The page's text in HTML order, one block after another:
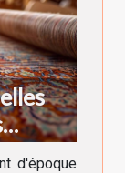
d'époque